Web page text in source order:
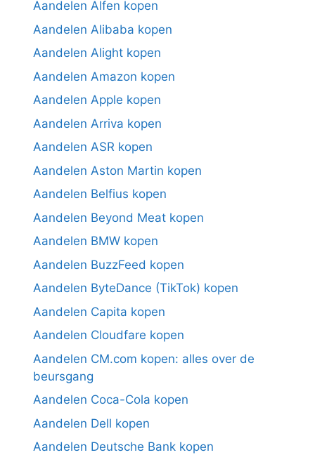
Aandelen Alfen kopen
Aandelen Alibaba kopen
Aandelen Alight kopen
Aandelen Amazon kopen
Aandelen Apple kopen
Aandelen Arriva kopen
Aandelen ASR kopen
Aandelen Aston Martin kopen
Aandelen Belfius kopen
Aandelen Beyond Meat kopen
Aandelen BMW kopen
Aandelen BuzzFeed kopen
Aandelen ByteDance (TikTok) kopen
Aandelen Capita kopen
Aandelen Cloudfare kopen
Aandelen CM.com kopen: alles over de
beursgang
Aandelen Coca-Cola kopen
Aandelen Dell kopen
Aandelen Deutsche Bank kopen